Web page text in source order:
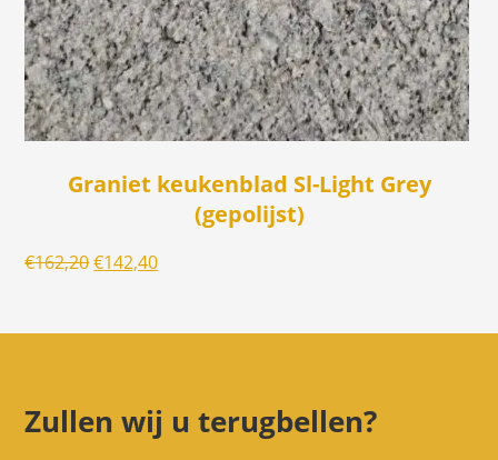
Graniet keukenblad Sl-Light Grey
(gepolijst)
€162,20Oorspronkelijke
€142,40Huidige
Zullen wij u terugbellen?